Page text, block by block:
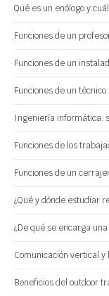
Qué es un enólogo y
Funciones de un
Funciones de un
Funciones de un
Ingeniería informática:
Funciones de los
Funciones de un
¿Qué y dónde estudiar
¿De qué se encarga
Comunicación vertical
Beneficios del outdoor